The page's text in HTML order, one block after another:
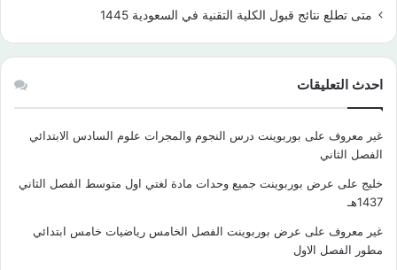
متى تطلع نتائج قبول الكلية التقنية في السعودية 1445
احدث التعليقات
غير معروف على بوربوينت درس النجوم والمجرات علوم السادس الابتدائي
الفصل الثاني
خليج على عرض بوربوينت جميع وحدات مادة لغتي اول متوسط الفصل الثاني
1437هـ
غير معروف على عرض بوربوينت الفصل الخامس رياضيات خامس ابتدائي
مطور الفصل الاول